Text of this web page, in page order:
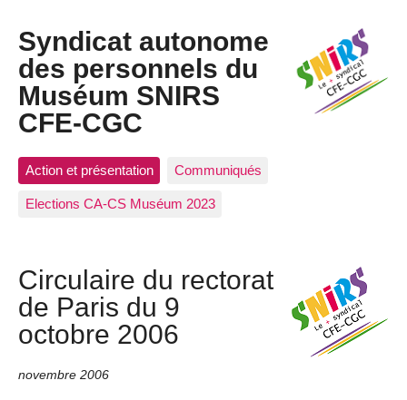
Syndicat autonome
des personnels du
Muséum SNIRS
CFE-CGC
Action et présentation Communiqués
Elections CA-CS Muséum 2023
Circulaire du rectorat
de Paris du 9
octobre 2006
novembre 2006